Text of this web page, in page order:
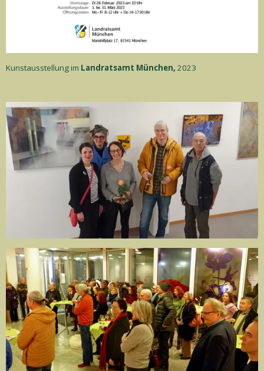
Kunstausstellung im Landratsamt München, 2023